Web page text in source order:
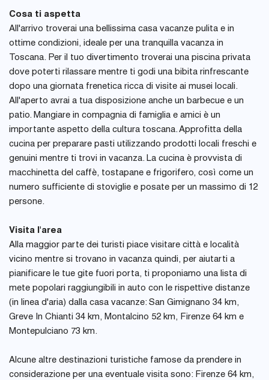
Cosa ti aspetta
All'arrivo troverai una bellissima casa vacanze pulita e in
ottime condizioni, ideale per una tranquilla vacanza in
Toscana. Per il tuo divertimento troverai una piscina privata
dove poterti rilassare mentre ti godi una bibita rinfrescante
dopo una giornata frenetica ricca di visite ai musei locali.
All'aperto avrai a tua disposizione anche un barbecue e un
patio. Mangiare in compagnia di famiglia e amici è un
importante aspetto della cultura toscana. Approfitta della
cucina per preparare pasti utilizzando prodotti locali freschi e
genuini mentre ti trovi in vacanza. La cucina è provvista di
macchinetta del caffè, tostapane e frigorifero, così come un
numero sufficiente di stoviglie e posate per un massimo di 12
persone.
Visita l'area
Alla maggior parte dei turisti piace visitare città e località
vicino mentre si trovano in vacanza quindi, per aiutarti a
pianificare le tue gite fuori porta, ti proponiamo una lista di
mete popolari raggiungibili in auto con le rispettive distanze
(in linea d'aria) dalla casa vacanze: San Gimignano 34 km,
Greve In Chianti 34 km, Montalcino 52 km, Firenze 64 km e
Montepulciano 73 km.
Alcune altre destinazioni turistiche famose da prendere in
considerazione per una eventuale visita sono: Firenze 64 km,